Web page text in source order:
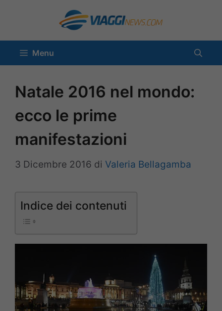
contenuto
Menu
Natale 2016 nel mondo:
ecco le prime
manifestazioni
3 Dicembre 2016 di Valeria Bellagamba
Indice dei contenuti